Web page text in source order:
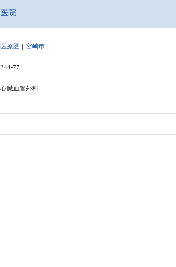
院
療圏 ｜宮崎市
77
臓血管外科